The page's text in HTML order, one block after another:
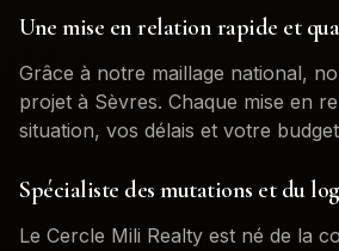
Une mise en relation rapide et
Grâce à notre maillage national,
projet à Sèvres. Chaque mise en
situation, vos délais et votre
Spécialiste des mutations et du
Le Cercle Mili Realty est né de la